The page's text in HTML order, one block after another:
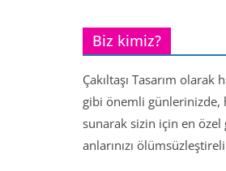
Biz kimiz?
Çakıltaşı Tasarım
gibi önemli günlerinizde,
sunarak sizin için en özel
anlarınızı